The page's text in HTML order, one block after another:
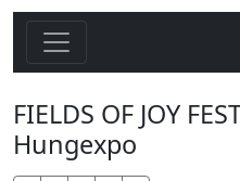
FIELDS OF JOY
Hungexpo